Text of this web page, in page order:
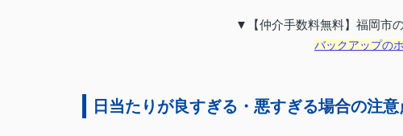
▼【仲介手数料無料】福岡市
バックアップの
日当たりが良すぎる・悪すぎる場合の注